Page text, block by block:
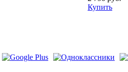
Купить